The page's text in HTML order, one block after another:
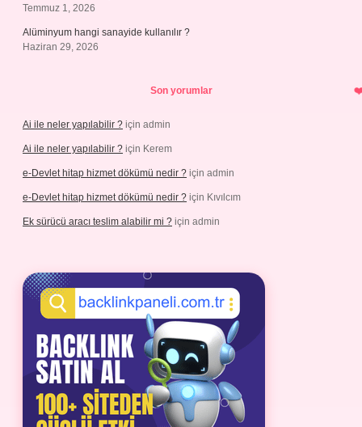
Temmuz 1, 2026
Alüminyum hangi sanayide kullanılır ?
Haziran 29, 2026
Son yorumlar
Ai ile neler yapılabilir ? için admin
Ai ile neler yapılabilir ? için Kerem
e-Devlet hitap hizmet dökümü nedir ? için admin
e-Devlet hitap hizmet dökümü nedir ? için Kıvılcım
Ek sürücü aracı teslim alabilir mi ? için admin